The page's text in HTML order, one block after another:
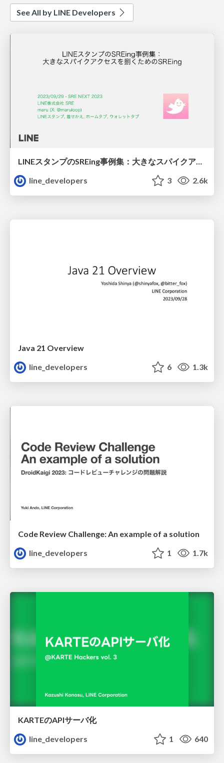
See All by LINE Developers
LINEスタンプのSREing事例集：大きなスパイクアクセスを捌くためのSREing
line_developers
3 2.6k
Java 21 Overview
line_developers
6 1.3k
Code Review Challenge: An example of a solution
line_developers
1 1.7k
KARTEのAPIサーバ化
line_developers
1 640